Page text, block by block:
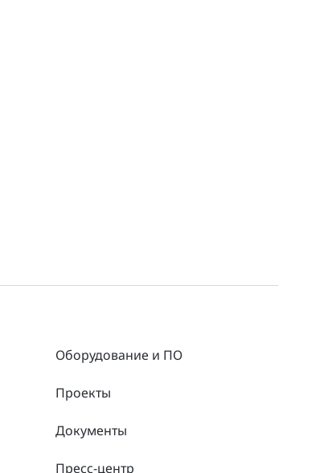
Оборудование и ПО
Проекты
Документы
Пресс-центр